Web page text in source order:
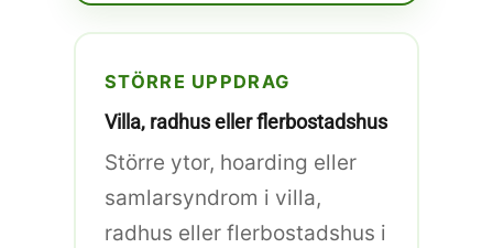
STÖRRE UPPDRAG
Villa, radhus eller flerbostadshus
Större ytor, hoarding eller
samlarsyndrom i villa,
radhus eller flerbostadshus i